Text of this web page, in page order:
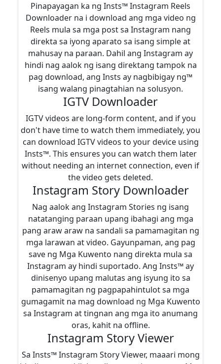
Pinapayagan ka ng Insts™ Instagram Reels
Downloader na i download ang mga video ng
Reels mula sa mga post sa Instagram nang
direkta sa iyong aparato sa isang simple at
mahusay na paraan. Dahil ang Instagram ay
hindi nag aalok ng isang direktang tampok na
pag download, ang Insts ay nagbibigay ng™
isang walang pinagtahian na solusyon.
IGTV Downloader
IGTV videos are long-form content, and if you
don't have time to watch them immediately, you
can download IGTV videos to your device using
Insts™. This ensures you can watch them later
without needing an internet connection, even if
the video gets deleted.
Instagram Story Downloader
Nag aalok ang Instagram Stories ng isang
natatanging paraan upang ibahagi ang mga
pang araw araw na sandali sa pamamagitan ng
mga larawan at video. Gayunpaman, ang pag
save ng Mga Kuwento nang direkta mula sa
Instagram ay hindi suportado. Ang Insts™ ay
dinisenyo upang malutas ang isyung ito sa
pamamagitan ng pagpapahintulot sa mga
gumagamit na mag download ng Mga Kuwento
sa Instagram at tingnan ang mga ito anumang
oras, kahit na offline.
Instagram Story Viewer
Sa Insts™ Instagram Story Viewer, maaari mong